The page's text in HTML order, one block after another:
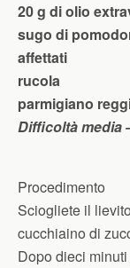
20 g di olio
sugo di
affettati
rucola
parmigiano
Difficoltà media
Procedimento
Sciogliete il
cucchiaino di
Dopo dieci